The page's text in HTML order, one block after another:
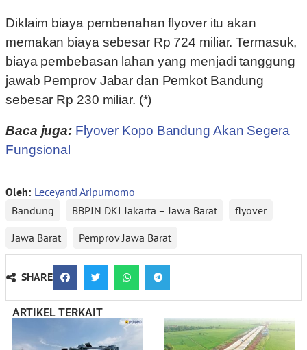
Diklaim biaya pembenahan flyover itu akan
memakan biaya sebesar Rp 724 miliar. Termasuk,
biaya pembebasan lahan yang menjadi tanggung
jawab Pemprov Jabar dan Pemkot Bandung
sebesar Rp 230 miliar. (*)
Baca juga: Flyover Kopo Bandung Akan Segera
Fungsional
Oleh: Leceyanti Aripurnomo
Bandung
BBPJN DKI Jakarta – Jawa Barat
flyover
Jawa Barat
Pemprov Jawa Barat
SHARE
ARTIKEL TERKAIT